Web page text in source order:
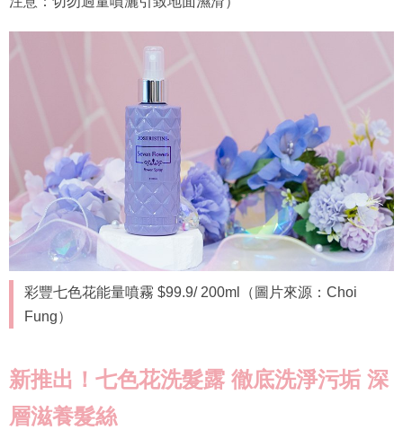
彩豐七色花能量噴霧 $99.9/ 200ml（圖片來源：Choi
Fung）
新推出！七色花洗髮露 徹底洗淨污垢 深
層滋養髮絲